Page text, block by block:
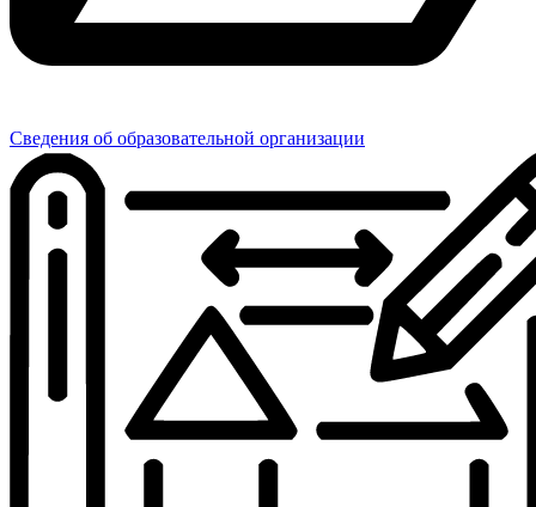
Сведения об образовательной организации